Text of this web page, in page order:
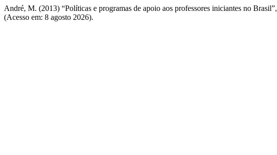
André, M. (2013) “Políticas e programas de apoio aos professores iniciantes no Brasil”,
(Acesso em: 8 agosto 2026).